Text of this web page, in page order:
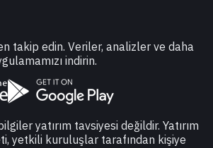
takip edin. Veriler, analizler ve daha
indirin.
yatırım tavsiyesi değildir. Yatırım
yetkili kuruluşlar tarafından kişiye